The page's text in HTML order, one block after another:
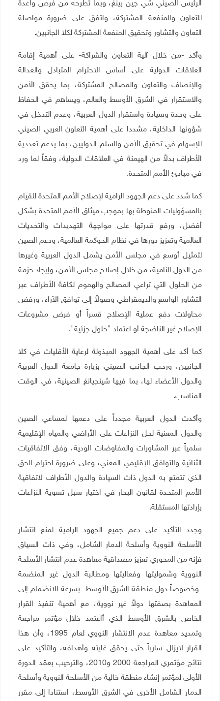
الرئيس الصيني شي جين بينغ، وبما تطرحه من فرص واعدة
للتعاون والمنفعة المشتركة، واتفق على ضرورة مواصلة
التعاون والتشاور وتحقيق المنفعة المشتركة لكلا الجانبين.
وأكد -من خلال آلية التعاون والشراكة- على أهمية إقامة
العلاقات الدولية على أساس الاحترام المتبادل والعدالة
والإنصاف والتعاون والمصالح المشتركة، بما يحقق الأمن
والاستقرار في الشرق الأوسط والعالم، ويساهم في الحفاظ
على وحدة وسيادة واستقرار الدول العربية، وعدم التدخل في
شؤونها الداخلية، مشددا على أهمية التعاون العربي الصيني
للإسهام في تحقيق الأمن والسلم الدوليين، بما يدعم تعددية
الأطراف بدلاً من الهيمنة في العلاقات الدولية، وفقاً لما ورد
في مبادئ الأمم المتحدة.
كما شدد على دعم الجهود الرامية لإصلاح الأمم المتحدة للقيام
بالمسؤوليات المنوطة بها بموجب ميثاق الأمم المتحدة بشكل
أفضل، ورفع قدرتها على مواجهة التهديدات والتحديات
العالمية وتعزيز دورها في نظام الحوكمة العالمية، ودعم الصين
لتمثيل أوسع في مجلس الأمن يشمل الدول العربية وغيرها
من الدول النامية، من خلال إصلاح مجلس الأمن، وإيجاد حزمة
من الحلول التي تراعي المصالح والهموم لكافة الأطراف عبر
التشاور الواسع والديمقراطي وصولاً إلى توافق الآراء، ورفض
محاولات دفع عملية الإصلاح قسراً أو فرض مشروعات
الإصلاح غير الناضجة أو اعتماد "حلول جزئية".
كما أكد على أهمية الجهود المبذولة لرعاية الأقليات في كلا
الجانبين، ورحب الجانب الصيني بزيارة جامعة الدول العربية
والدول الأعضاء لها، بما فيها شينجيانغ الصينية، في الوقت
المناسب.
وأكدت الدول العربية مجدداً على دعمها لمساعي الصين
والدول المعنية لحل النزاعات على الأراضي والمياه الإقليمية
سلمياً عبر المشاورات والمفاوضات الودية، وفق الاتفاقيات
الثنائية والتوافق الإقليمي المعني، وعلى ضرورة احترام الحق
الذي تتمتع به الدول ذات السيادة والدول الأطراف لاتفاقية
الأمم المتحدة لقانون البحار في اختيار سبل تسوية النزاعات
بإرادتها المستقلة.
وجدد التأكيد على دعم جميع الجهود الرامية لمنع انتشار
الأسلحة النووية وأسلحة الدمار الشامل، وفي ذات السياق
فإنه من المحوري تعزيز مصداقية معاهدة عدم انتشار الأسلحة
النووية وشموليتها وفعاليتها ومطالبة الدول غير المنضمة
-وخصوصاً دول منطقة الشرق الأوسط- بسرعة الانضمام إلى
المعاهدة بصفتها دولاً غير نووية، مع أهمية تنفيذ القرار
الخاص بالشرق الأوسط الذي أاعتمد خلال مؤتمر مراجعة
وتمديد معاهدة عدم الانتشار النووي لعام 1995، وأن هذا
القرار لايزال سارياً حتى يحقق غايته وأهدافه، والتأكيد على
نتائج مؤتمري المراجعة 2000 و2010، والترحيب بعقد الدورة
الأولى لمؤتمر إنشاء منطقة خالية من الأسلحة النووية وأسلحة
الدمار الشامل الأخرى في الشرق الأوسط، استنادا إلى مقرر